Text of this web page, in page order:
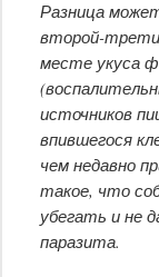
Разница
второй-
месте укуса
источников
впившегося
чем недавно
такое, что
убегать и не
паразита.